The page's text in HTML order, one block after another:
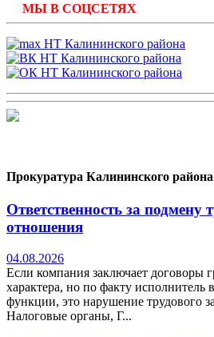
МЫ В СОЦСЕТЯХ
Прокуратура Калининского
Ответственность за подмену
отношения
04.08.2026
Если компания заключает договоры
характера, но по факту исполнитель
функции, это нарушение трудового
Налоговые органы, Г...